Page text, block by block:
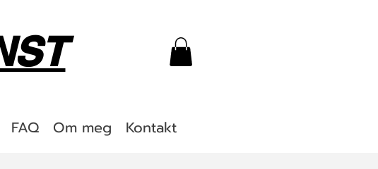
FAQ Om meg Kontakt